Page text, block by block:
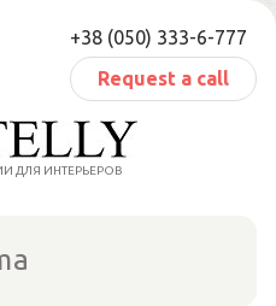
+38 (050) 333-6-777
Request a call
ДЛЯ ИНТЕРЬЕРОВ